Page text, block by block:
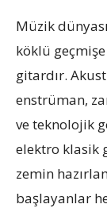
Müzik
köklü
gitardır.
enstrüman,
ve teknolojik
elektro klasik
zemin
başlayanlar